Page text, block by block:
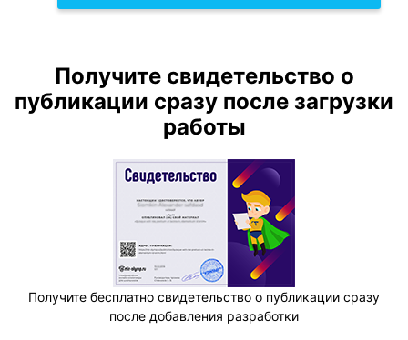
Получите свидетельство о
публикации сразу после загрузки
работы
Получите бесплатно свидетельство о публикации сразу
после добавления разработки